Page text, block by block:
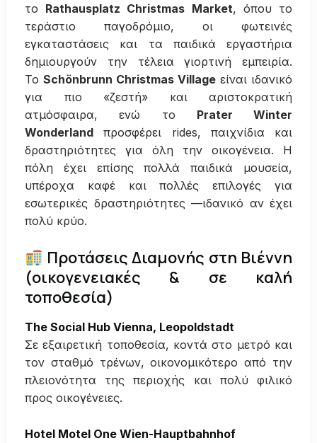
το Rathausplatz Christmas Market, όπου το
τεράστιο παγοδρόμιο, οι φωτεινές
εγκαταστάσεις και τα παιδικά εργαστήρια
δημιουργούν την τέλεια γιορτινή εμπειρία.
Το Schönbrunn Christmas Village είναι ιδανικό
για πιο «ζεστή» και αριστοκρατική
ατμόσφαιρα, ενώ το Prater Winter
Wonderland προσφέρει rides, παιχνίδια και
δραστηριότητες για όλη την οικογένεια. Η
πόλη έχει επίσης πολλά παιδικά μουσεία,
υπέροχα καφέ και πολλές επιλογές για
εσωτερικές δραστηριότητες —ιδανικό αν έχει
πολύ κρύο.
Προτάσεις Διαμονής στη Βιέννη
(οικογενειακές & σε καλή
τοποθεσία)
The Social Hub Vienna, Leopoldstadt
Σε εξαιρετική τοποθεσία, κοντά στο μετρό και
τον σταθμό τρένων, οικονομικότερο από την
πλειονότητα της περιοχής και πολύ φιλικό
προς οικογένειες.
Hotel Motel One Wien-Hauptbahnhof